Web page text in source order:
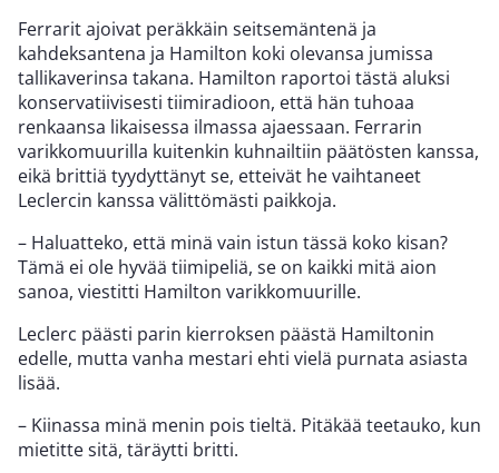
Ferrarit ajoivat peräkkäin seitsemäntenä ja
kahdeksantena ja Hamilton koki olevansa jumissa
tallikaverinsa takana. Hamilton raportoi tästä aluksi
konservatiivisesti tiimiradioon, että hän tuhoaa
renkaansa likaisessa ilmassa ajaessaan. Ferrarin
varikkomuurilla kuitenkin kuhnailtiin päätösten kanssa,
eikä brittiä tyydyttänyt se, etteivät he vaihtaneet
Leclercin kanssa välittömästi paikkoja.
– Haluatteko, että minä vain istun tässä koko kisan?
Tämä ei ole hyvää tiimipeliä, se on kaikki mitä aion
sanoa, viestitti Hamilton varikkomuurille.
Leclerc päästi parin kierroksen päästä Hamiltonin
edelle, mutta vanha mestari ehti vielä purnata asiasta
lisää.
– Kiinassa minä menin pois tieltä. Pitäkää teetauko, kun
mietitte sitä, täräytti britti.